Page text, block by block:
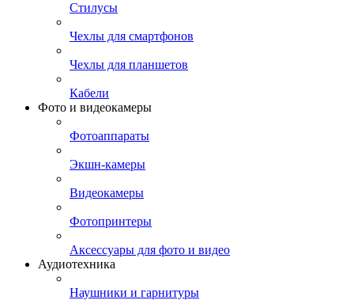
Стилусы
Чехлы для смартфонов
Чехлы для планшетов
Кабели
Фото и видеокамеры
Фотоаппараты
Экшн-камеры
Видеокамеры
Фотопринтеры
Аксессуары для фото и видео
Аудиотехника
Наушники и гарнитуры